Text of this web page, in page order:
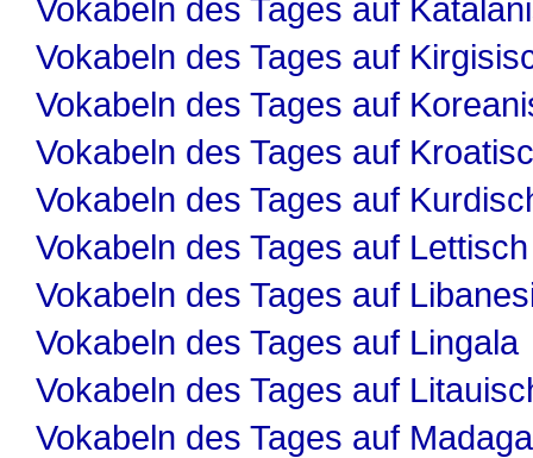
Vokabeln des Tages auf
Vokabeln des Tages auf
Vokabeln des Tages auf
Vokabeln des Tages auf
Vokabeln des Tages auf
Vokabeln des Tages auf Lettisch
Vokabeln des Tages auf
Vokabeln des Tages auf Lingala
Vokabeln des Tages auf
Vokabeln des Tages auf